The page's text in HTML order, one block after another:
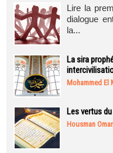
Lire la
dialogue
la...
La sira
Mohammed El
Les vertus
Housman